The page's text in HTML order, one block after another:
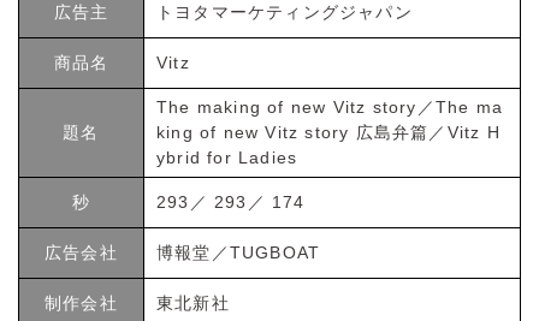
広告主 トヨタマーケティングジャパン
商品名 Vitz
題名
The making of new Vitz story／The ma
king of new Vitz story 広島弁篇／Vitz H
ybrid for Ladies
秒 293／ 293／ 174
広告会社 博報堂／TUGBOAT
制作会社 東北新社